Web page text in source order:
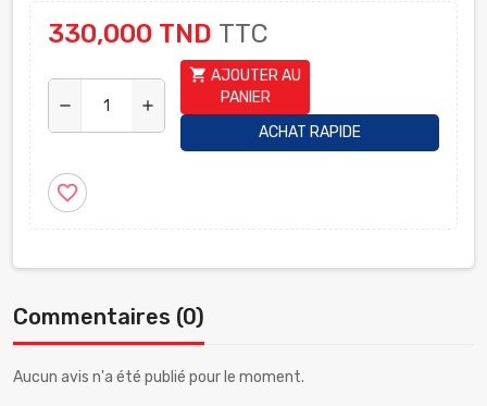
330,000 TND TTC
remove add
shopping_cart AJOUTER AU
PANIER
ACHAT RAPIDE
favorite_border
Commentaires (0)
Aucun avis n'a été publié pour le moment.